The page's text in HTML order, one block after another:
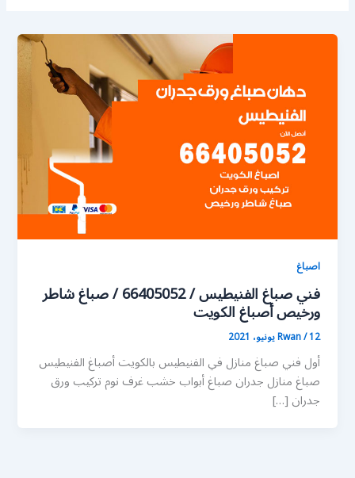
اصباغ
فني صباغ الفنيطيس / 66405052 / صباغ شاطر
ورخيص أصباغ الكويت
Rwan/12 يونيو، 2021
أول فني صباغ منازل في الفنيطيس بالكويت أصباغ الفنيطيس
صباغ منازل جدران صباغ أبواب خشب غرف نوم تركيب ورق
جدران […]